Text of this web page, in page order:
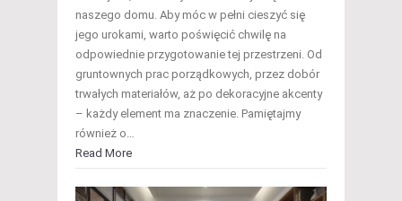
naszego domu. Aby móc w pełni cieszyć się
jego urokami, warto poświęcić chwilę na
odpowiednie przygotowanie tej przestrzeni. Od
gruntownych prac porządkowych, przez dobór
trwałych materiałów, aż po dekoracyjne akcenty
– każdy element ma znaczenie. Pamiętajmy
również o…
Read More